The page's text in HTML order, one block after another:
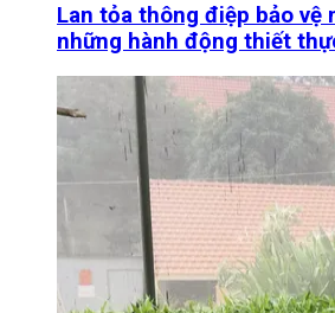
Lan tỏa thông điệp bảo vệ
những hành động thiết